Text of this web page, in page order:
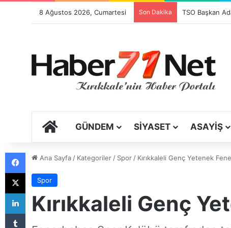
8 Ağustos 2026, Cumartesi Son Dakika Festival Sancısı
ANA SAYFA
GÜNDEM SIYASET ASAYIŞ
Ana Sayfa/ Kategoriler/ Spor/ Kırıkkaleli Genç Yetenek
Spor
Kırıkkaleli Genç
Tumblr